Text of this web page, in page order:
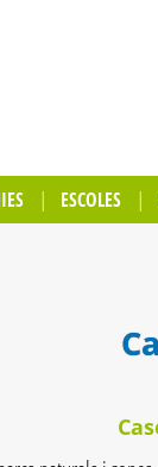
ESCOLES